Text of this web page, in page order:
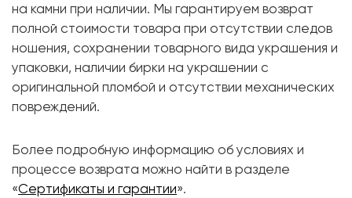
на камни при наличии. Мы гарантируем возврат
полной стоимости товара при отсутствии следов
ношения, сохранении товарного вида украшения и
упаковки, наличии бирки на украшении с
оригинальной пломбой и отсутствии механических
повреждений.
Более подробную информацию об условиях и
процессе возврата можно найти в разделе
«Сертификаты и гарантии».